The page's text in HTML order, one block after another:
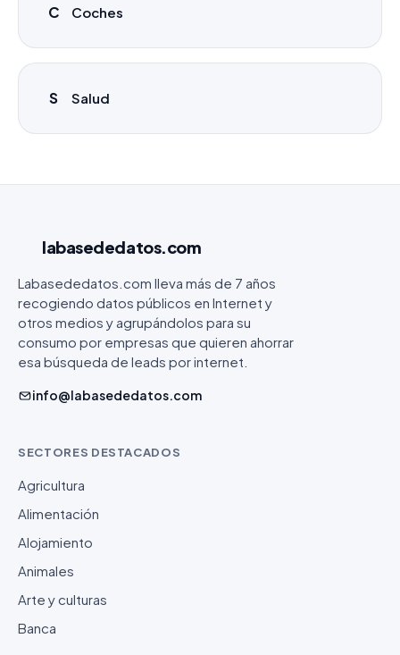
C Coches
S Salud
labasededatos.com
Labasededatos.com lleva más de 7 años
recogiendo datos públicos en Internet y
otros medios y agrupándolos para su
consumo por empresas que quieren ahorrar
esa búsqueda de leads por internet.
info@labasededatos.com
SECTORES DESTACADOS
Agricultura
Alimentación
Alojamiento
Animales
Arte y culturas
Banca